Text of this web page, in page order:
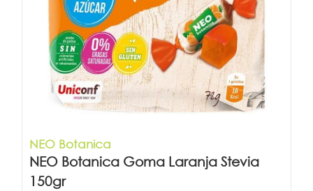
NEO Botanica
NEO Botanica Goma Laranja Stevia
150gr